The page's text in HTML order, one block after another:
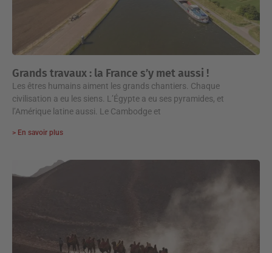
Grands travaux : la France s’y met aussi !
Les êtres humains aiment les grands chantiers. Chaque
civilisation a eu les siens. L’Égypte a eu ses pyramides, et
l’Amérique latine aussi. Le Cambodge et
> En savoir plus